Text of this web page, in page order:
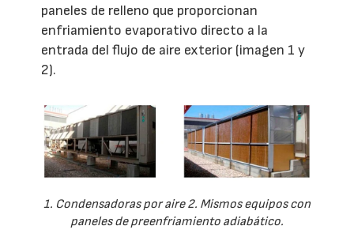
paneles de relleno que proporcionan
enfriamiento evaporativo directo a la
entrada del flujo de aire exterior (imagen 1 y
2).
1. Condensadoras por aire 2. Mismos equipos con
paneles de preenfriamiento adiabático.